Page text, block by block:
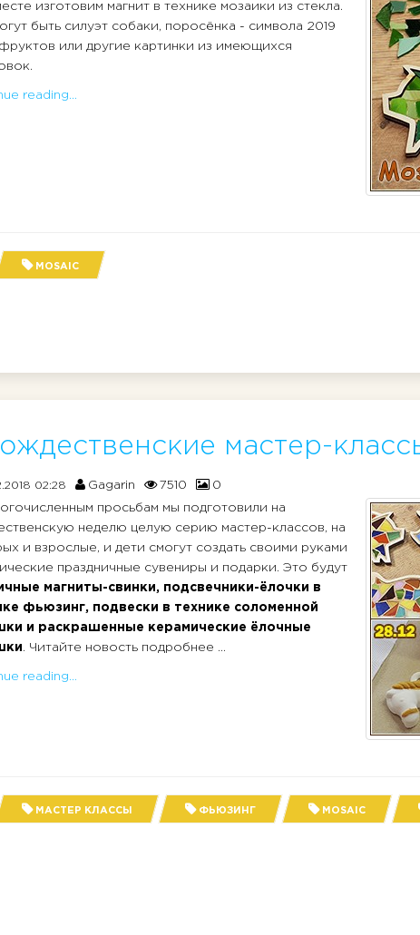
изготовим магнит в технике мозаики из стекла.
быть силуэт собаки, поросёнка - символа 2019
фруктов или другие картинки из имеющихся
reading...
MOSAIC
мастер-
02:28 Gagarin 7510 0
просьбам мы подготовили на
неделю целую серию мастер-классов, на
и взрослые, и дети смогут создать своими руками
праздничные сувениры и подарки. Это будут
магниты-свинки, подсвечники-ёлочки в
фьюзинг, подвески в технике соломенной
и раскрашенные керамические ёлочные
. Читайте новость подробнее ...
reading...
МАСТЕР КЛАССЫ ФЬЮЗИНГ MOSAIC